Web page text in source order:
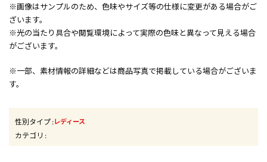
※画像はサンプルのため、色味やサイズ等の仕様に変更がある場合がご
ざいます。
※光の当たり具合や閲覧環境によって実際の色味と異なって見える場合
がございます。
※一部、素材情報の詳細などは商品写真で掲載している場合がございま
す。
性別タイプ:レディース
カテゴリ :